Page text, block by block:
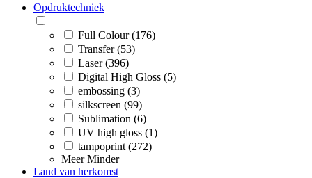
Opdruktechniek
Full Colour (176)
Transfer (53)
Laser (396)
Digital High Gloss (5)
embossing (3)
silkscreen (99)
Sublimation (6)
UV high gloss (1)
tampoprint (272)
Meer Minder
Land van herkomst